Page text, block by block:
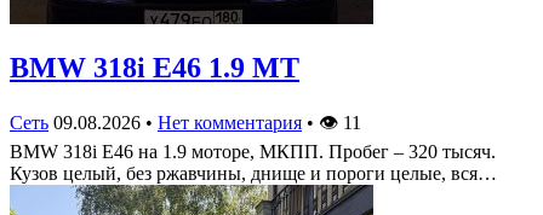
BMW 318i E46 1.9 MT
Сеть 09.08.2026 • Нет комментария • 👁 11
BMW 318i E46 на 1.9 моторе, МКПП. Пробег – 320 тысяч.
Кузов целый, без ржавчины, днище и пороги целые, вся…